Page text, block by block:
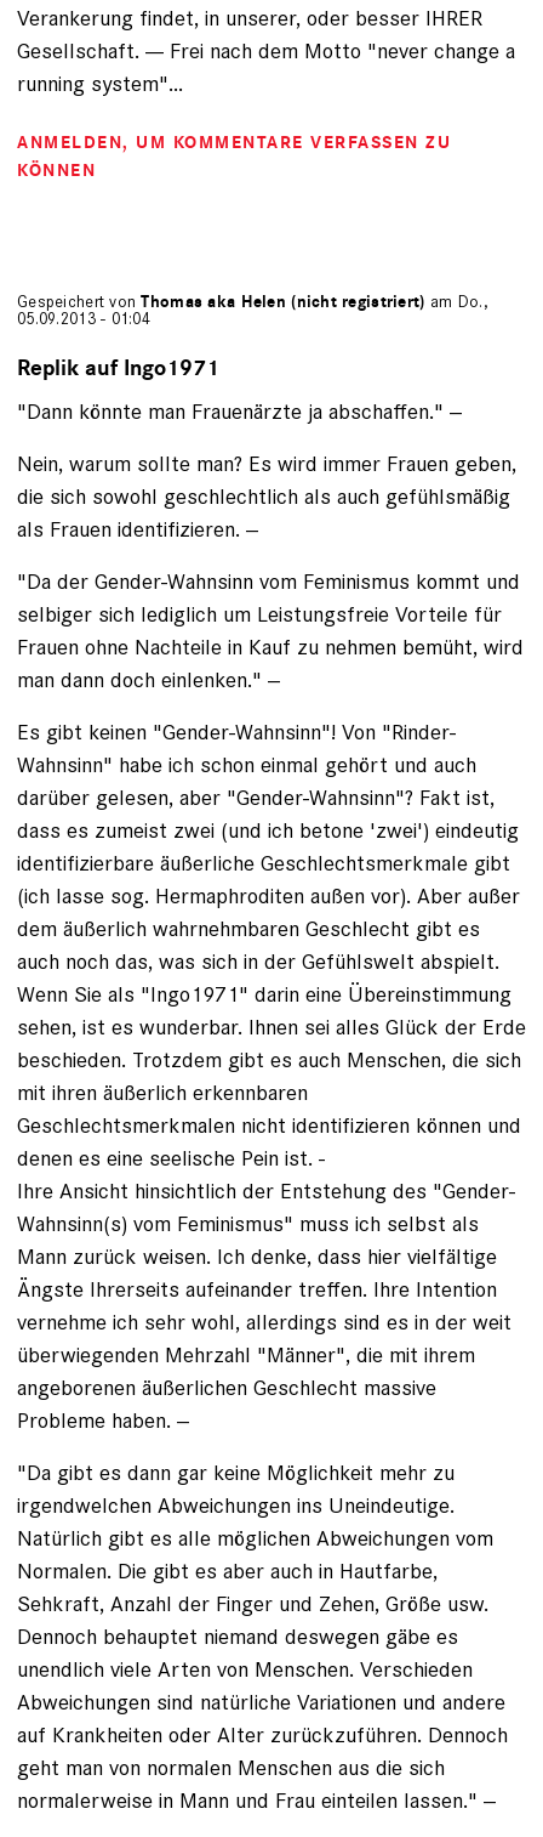
Verankerung findet, in unserer, oder besser IHRER
Gesellschaft. --- Frei nach dem Motto "never change a
running system"...
ANMELDEN, UM KOMMENTARE VERFASSEN ZU
KÖNNEN
Gespeichert vonThomas aka Helen (nicht registriert) am Do.,
05.09.2013 - 01:04
Replik auf Ingo1971
"Dann könnte man Frauenärzte ja abschaffen." --
Nein, warum sollte man? Es wird immer Frauen geben,
die sich sowohl geschlechtlich als auch gefühlsmäßig
als Frauen identifizieren. --
"Da der Gender-Wahnsinn vom Feminismus kommt und
selbiger sich lediglich um Leistungsfreie Vorteile für
Frauen ohne Nachteile in Kauf zu nehmen bemüht, wird
man dann doch einlenken." --
Es gibt keinen "Gender-Wahnsinn"! Von "Rinder-
Wahnsinn" habe ich schon einmal gehört und auch
darüber gelesen, aber "Gender-Wahnsinn"? Fakt ist,
dass es zumeist zwei (und ich betone 'zwei') eindeutig
identifizierbare äußerliche Geschlechtsmerkmale gibt
(ich lasse sog. Hermaphroditen außen vor). Aber außer
dem äußerlich wahrnehmbaren Geschlecht gibt es
auch noch das, was sich in der Gefühlswelt abspielt.
Wenn Sie als "Ingo1971" darin eine Übereinstimmung
sehen, ist es wunderbar. Ihnen sei alles Glück der Erde
beschieden. Trotzdem gibt es auch Menschen, die sich
mit ihren äußerlich erkennbaren
Geschlechtsmerkmalen nicht identifizieren können und
denen es eine seelische Pein ist. -
Ihre Ansicht hinsichtlich der Entstehung des "Gender-
Wahnsinn(s) vom Feminismus" muss ich selbst als
Mann zurück weisen. Ich denke, dass hier vielfältige
Ängste Ihrerseits aufeinander treffen. Ihre Intention
vernehme ich sehr wohl, allerdings sind es in der weit
überwiegenden Mehrzahl "Männer", die mit ihrem
angeborenen äußerlichen Geschlecht massive
Probleme haben. --
"Da gibt es dann gar keine Möglichkeit mehr zu
irgendwelchen Abweichungen ins Uneindeutige.
Natürlich gibt es alle möglichen Abweichungen vom
Normalen. Die gibt es aber auch in Hautfarbe,
Sehkraft, Anzahl der Finger und Zehen, Größe usw.
Dennoch behauptet niemand deswegen gäbe es
unendlich viele Arten von Menschen. Verschieden
Abweichungen sind natürliche Variationen und andere
auf Krankheiten oder Alter zurückzuführen. Dennoch
geht man von normalen Menschen aus die sich
normalerweise in Mann und Frau einteilen lassen." --